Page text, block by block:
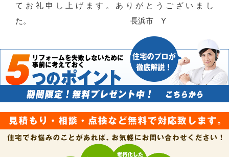
てお礼申し上げます。ありがとうございまし
た。 長浜市 Y